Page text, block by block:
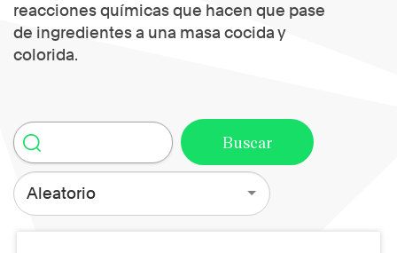
reacciones químicas que hacen que pase
de ingredientes a una masa cocida y
colorida.
Aleatorio